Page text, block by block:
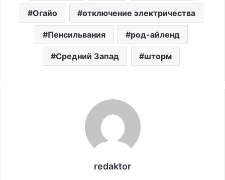
Огайо отключение электричества
Пенсильвания род-айленд
Средний Запад шторм
redaktor